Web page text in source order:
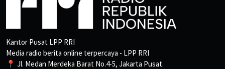
Kantor Pusat LPP RRI
Media radio berita online terpercaya - LPP RRI
📍 Jl. Medan Merdeka Barat No.4-5, Jakarta Pusat.